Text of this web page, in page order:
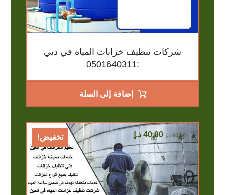
شركات تنظيف خزانات المياه في دبي
:0501640311
إضافة إلى السلة
تخفيض! 60,00 د.إ 40,00 د.إ